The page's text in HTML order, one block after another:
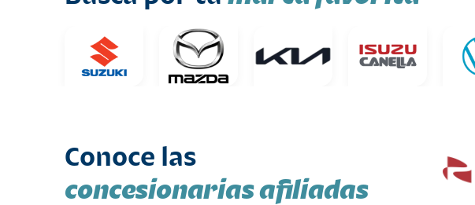
Conoce las
concesionarias afiliadas